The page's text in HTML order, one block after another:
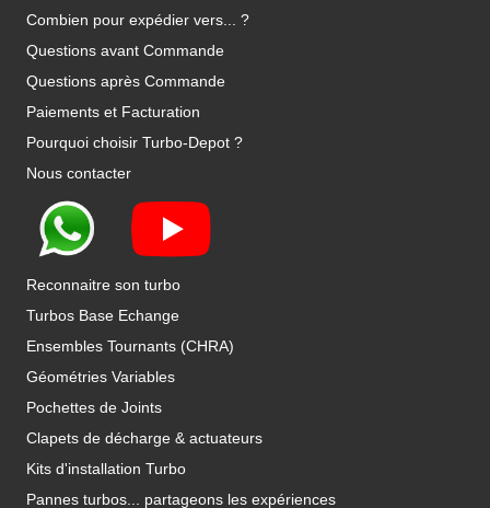
Combien pour expédier vers... ?
Questions avant Commande
Questions après Commande
Paiements et Facturation
Pourquoi choisir Turbo-Depot ?
Nous contacter
Reconnaitre son turbo
Turbos Base Echange
Ensembles Tournants (CHRA)
Géométries Variables
Pochettes de Joints
Clapets de décharge & actuateurs
Kits d'installation Turbo
Pannes turbos... partageons les expériences